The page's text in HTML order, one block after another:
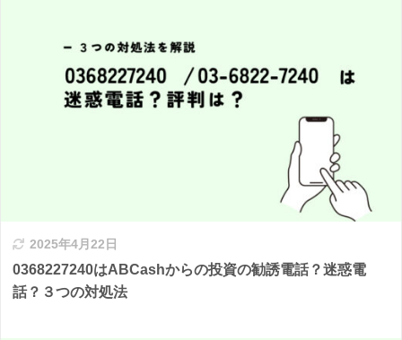
2025年4月22日
0368227240はABCashからの投資の勧誘電話？迷惑電
話？３つの対処法